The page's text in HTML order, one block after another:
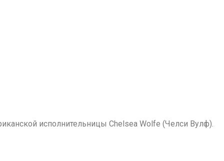
исполнительницы Chelsea Wolfe (Челси Вулф).